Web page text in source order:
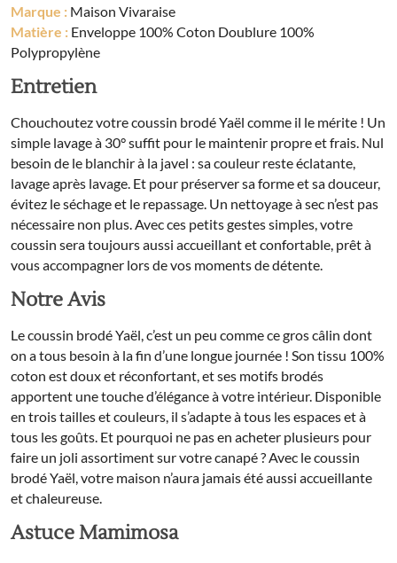
Marque : Maison Vivaraise
Matière : Enveloppe 100% Coton Doublure 100%
Polypropylène
Entretien
Chouchoutez votre coussin brodé Yaël comme il le mérite ! Un
simple lavage à 30° suffit pour le maintenir propre et frais. Nul
besoin de le blanchir à la javel : sa couleur reste éclatante,
lavage après lavage. Et pour préserver sa forme et sa douceur,
évitez le séchage et le repassage. Un nettoyage à sec n’est pas
nécessaire non plus. Avec ces petits gestes simples, votre
coussin sera toujours aussi accueillant et confortable, prêt à
vous accompagner lors de vos moments de détente.
Notre Avis
Le coussin brodé Yaël, c’est un peu comme ce gros câlin dont
on a tous besoin à la fin d’une longue journée ! Son tissu 100%
coton est doux et réconfortant, et ses motifs brodés
apportent une touche d’élégance à votre intérieur. Disponible
en trois tailles et couleurs, il s’adapte à tous les espaces et à
tous les goûts. Et pourquoi ne pas en acheter plusieurs pour
faire un joli assortiment sur votre canapé ? Avec le coussin
brodé Yaël, votre maison n’aura jamais été aussi accueillante
et chaleureuse.
Astuce Mamimosa